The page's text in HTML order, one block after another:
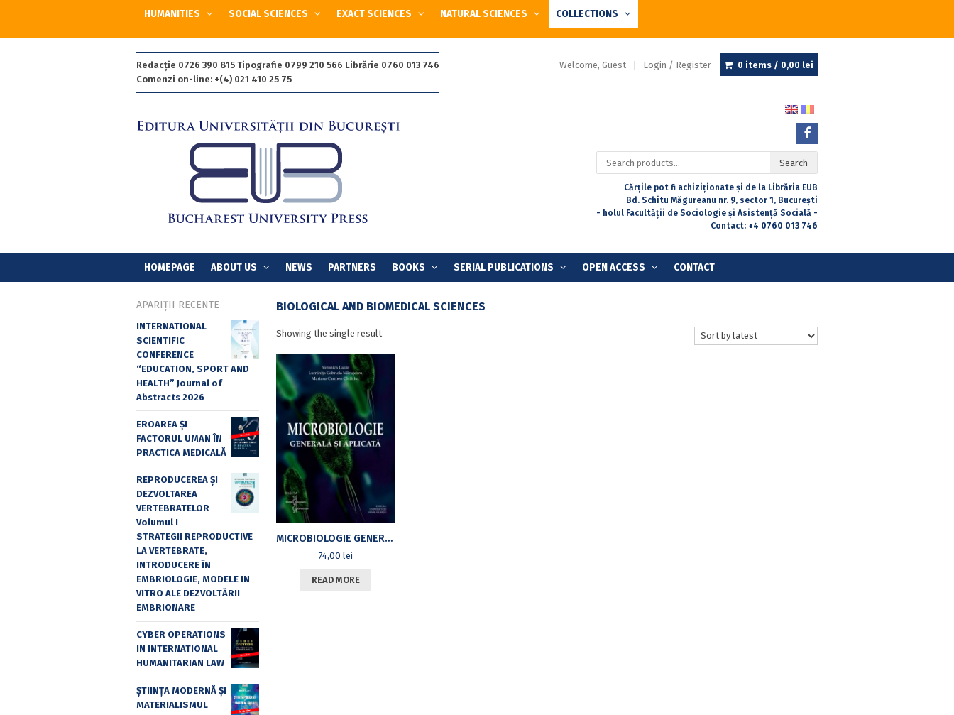
HUMANITIES SOCIAL SCIENCES EXACT SCIENCES NATURAL SCIENCES COLLECTIONS
Redacție 0726 390 815 Tipografie 0799 210 566 Librărie 0760 013 746
Comenzi on-line: +(4) 021 410 25 75
Welcome, Guest Login / Register 0 items / 0,00 lei
Search
for:
Search
Cărțile pot fi achiziționate și de la Librăria EUB
Bd. Schitu Măgureanu nr. 9, sector 1, București
- holul Facultății de Sociologie și Asistență Socială -
Contact: +4 0760 013 746
HOMEPAGE ABOUT US NEWS PARTNERS BOOKS SERIAL PUBLICATIONS OPEN ACCESS CONTACT
BIOLOGICAL AND BIOMEDICAL SCIENCES
Showing the single result
MICROBIOLOGIE GENERALĂ ŞI APLICATĂ
74,00 lei
READ MORE
APARIȚII RECENTE
INTERNATIONAL
SCIENTIFIC
CONFERENCE
“EDUCATION, SPORT AND
HEALTH” Journal of
Abstracts 2026
EROAREA ȘI
FACTORUL UMAN ÎN
PRACTICA MEDICALĂ
REPRODUCEREA ȘI
DEZVOLTAREA
VERTEBRATELOR
Volumul I
STRATEGII REPRODUCTIVE
LA VERTEBRATE,
INTRODUCERE ÎN
EMBRIOLOGIE, MODELE IN
VITRO ALE DEZVOLTĂRII
EMBRIONARE
CYBER OPERATIONS
IN INTERNATIONAL
HUMANITARIAN LAW
ȘTIINȚA MODERNĂ ȘI
MATERIALISMUL